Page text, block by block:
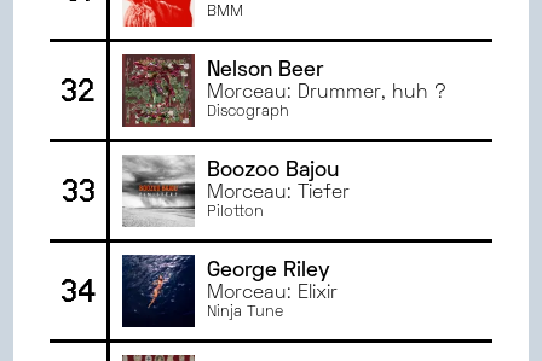
BMM
32
Nelson Beer
Morceau: Drummer, huh ?
Discograph
33
Boozoo Bajou
Morceau: Tiefer
Pilotton
34
George Riley
Morceau: Elixir
Ninja Tune